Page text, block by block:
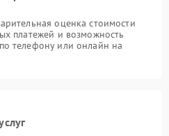
оценка стоимости
платежей и возможность
телефону или онлайн на